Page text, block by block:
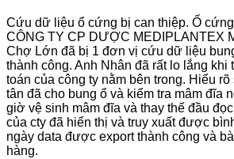
Cứu dữ liệu ổ cứng bị can thiệp. Ổ
CÔNG TY CP DƯỢC MEDIPLANTEX
Chợ Lớn đã bị 1 đơn vị cứu dữ liệu
thành công. Anh Nhân đã rất lo lắng khi
toán của công ty nằm bên trong. Hiểu
tân đã cho bung ổ và kiểm tra mâm đĩa
giờ vệ sinh mâm đĩa và thay thế đầu
của cty đã hiển thị và truy xuất được
ngày data được export thành công và
hàng.